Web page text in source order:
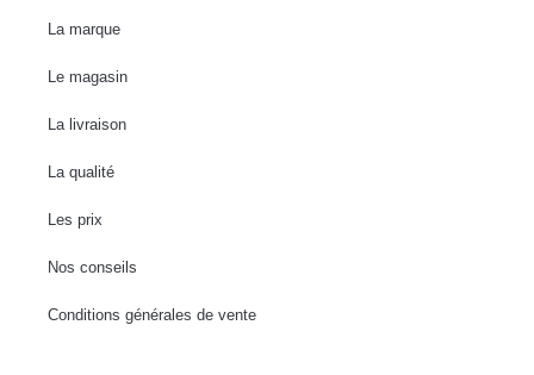
La marque
Le magasin
La livraison
La qualité
Les prix
Nos conseils
Conditions générales de vente